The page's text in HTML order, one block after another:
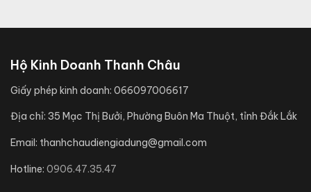
Hộ Kinh Doanh Thanh Châu
Giấy phép kinh doanh: 066097006617
Địa chỉ: 35 Mạc Thị Bưởi, Phường Buôn Ma Thuột, tỉnh Đắk Lắk
Email: thanhchaudiengiadung@gmail.com
Hotline: 0906.47.35.47